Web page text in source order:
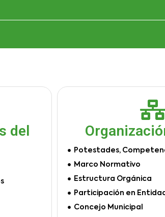
del
Potestades,
Marco Normativo
Estructura Orgánica
Participación en
Concejo Municipal